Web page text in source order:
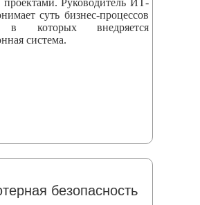
Руководитель ИТ-
суть бизнес-процессов
в которых внедряется
система.
безопасность